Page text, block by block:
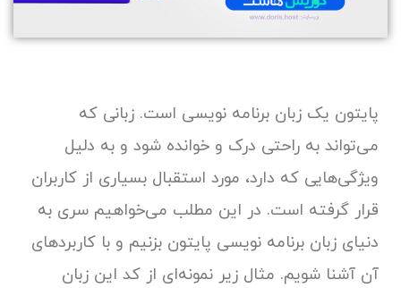
پایتون یک زبان برنامه نویسی است. زبانی که
می‌تواند به راحتی درک و خوانده شود و به دلیل
ویژگی‌هایی که دارد، مورد استقبال بسیاری از کاربران
قرار گرفته است. در این مطلب می‌خواهیم سری به
دنیای زبان برنامه نویسی پایتون بزنیم و با کاربردهای
آن آشنا شویم. مثال زیر نمونه‌ای از کد این زبان